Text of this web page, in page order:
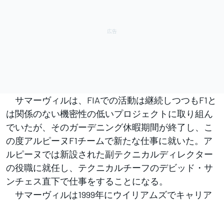
サマーヴィルは、FIAでの活動は継続しつつもF1と
は関係のない機密性の低いプロジェクトに取り組ん
でいたが、そのガーデニング休暇期間が終了し、こ
の度アルピーヌF1チームで新たな仕事に就いた。ア
ルピーヌでは新設された副テクニカルディレクター
の役職に就任し、テクニカルチーフのデビッド・サ
ンチェス直下で仕事をすることになる。
サマーヴィルは1999年にウイリアムズでキャリア